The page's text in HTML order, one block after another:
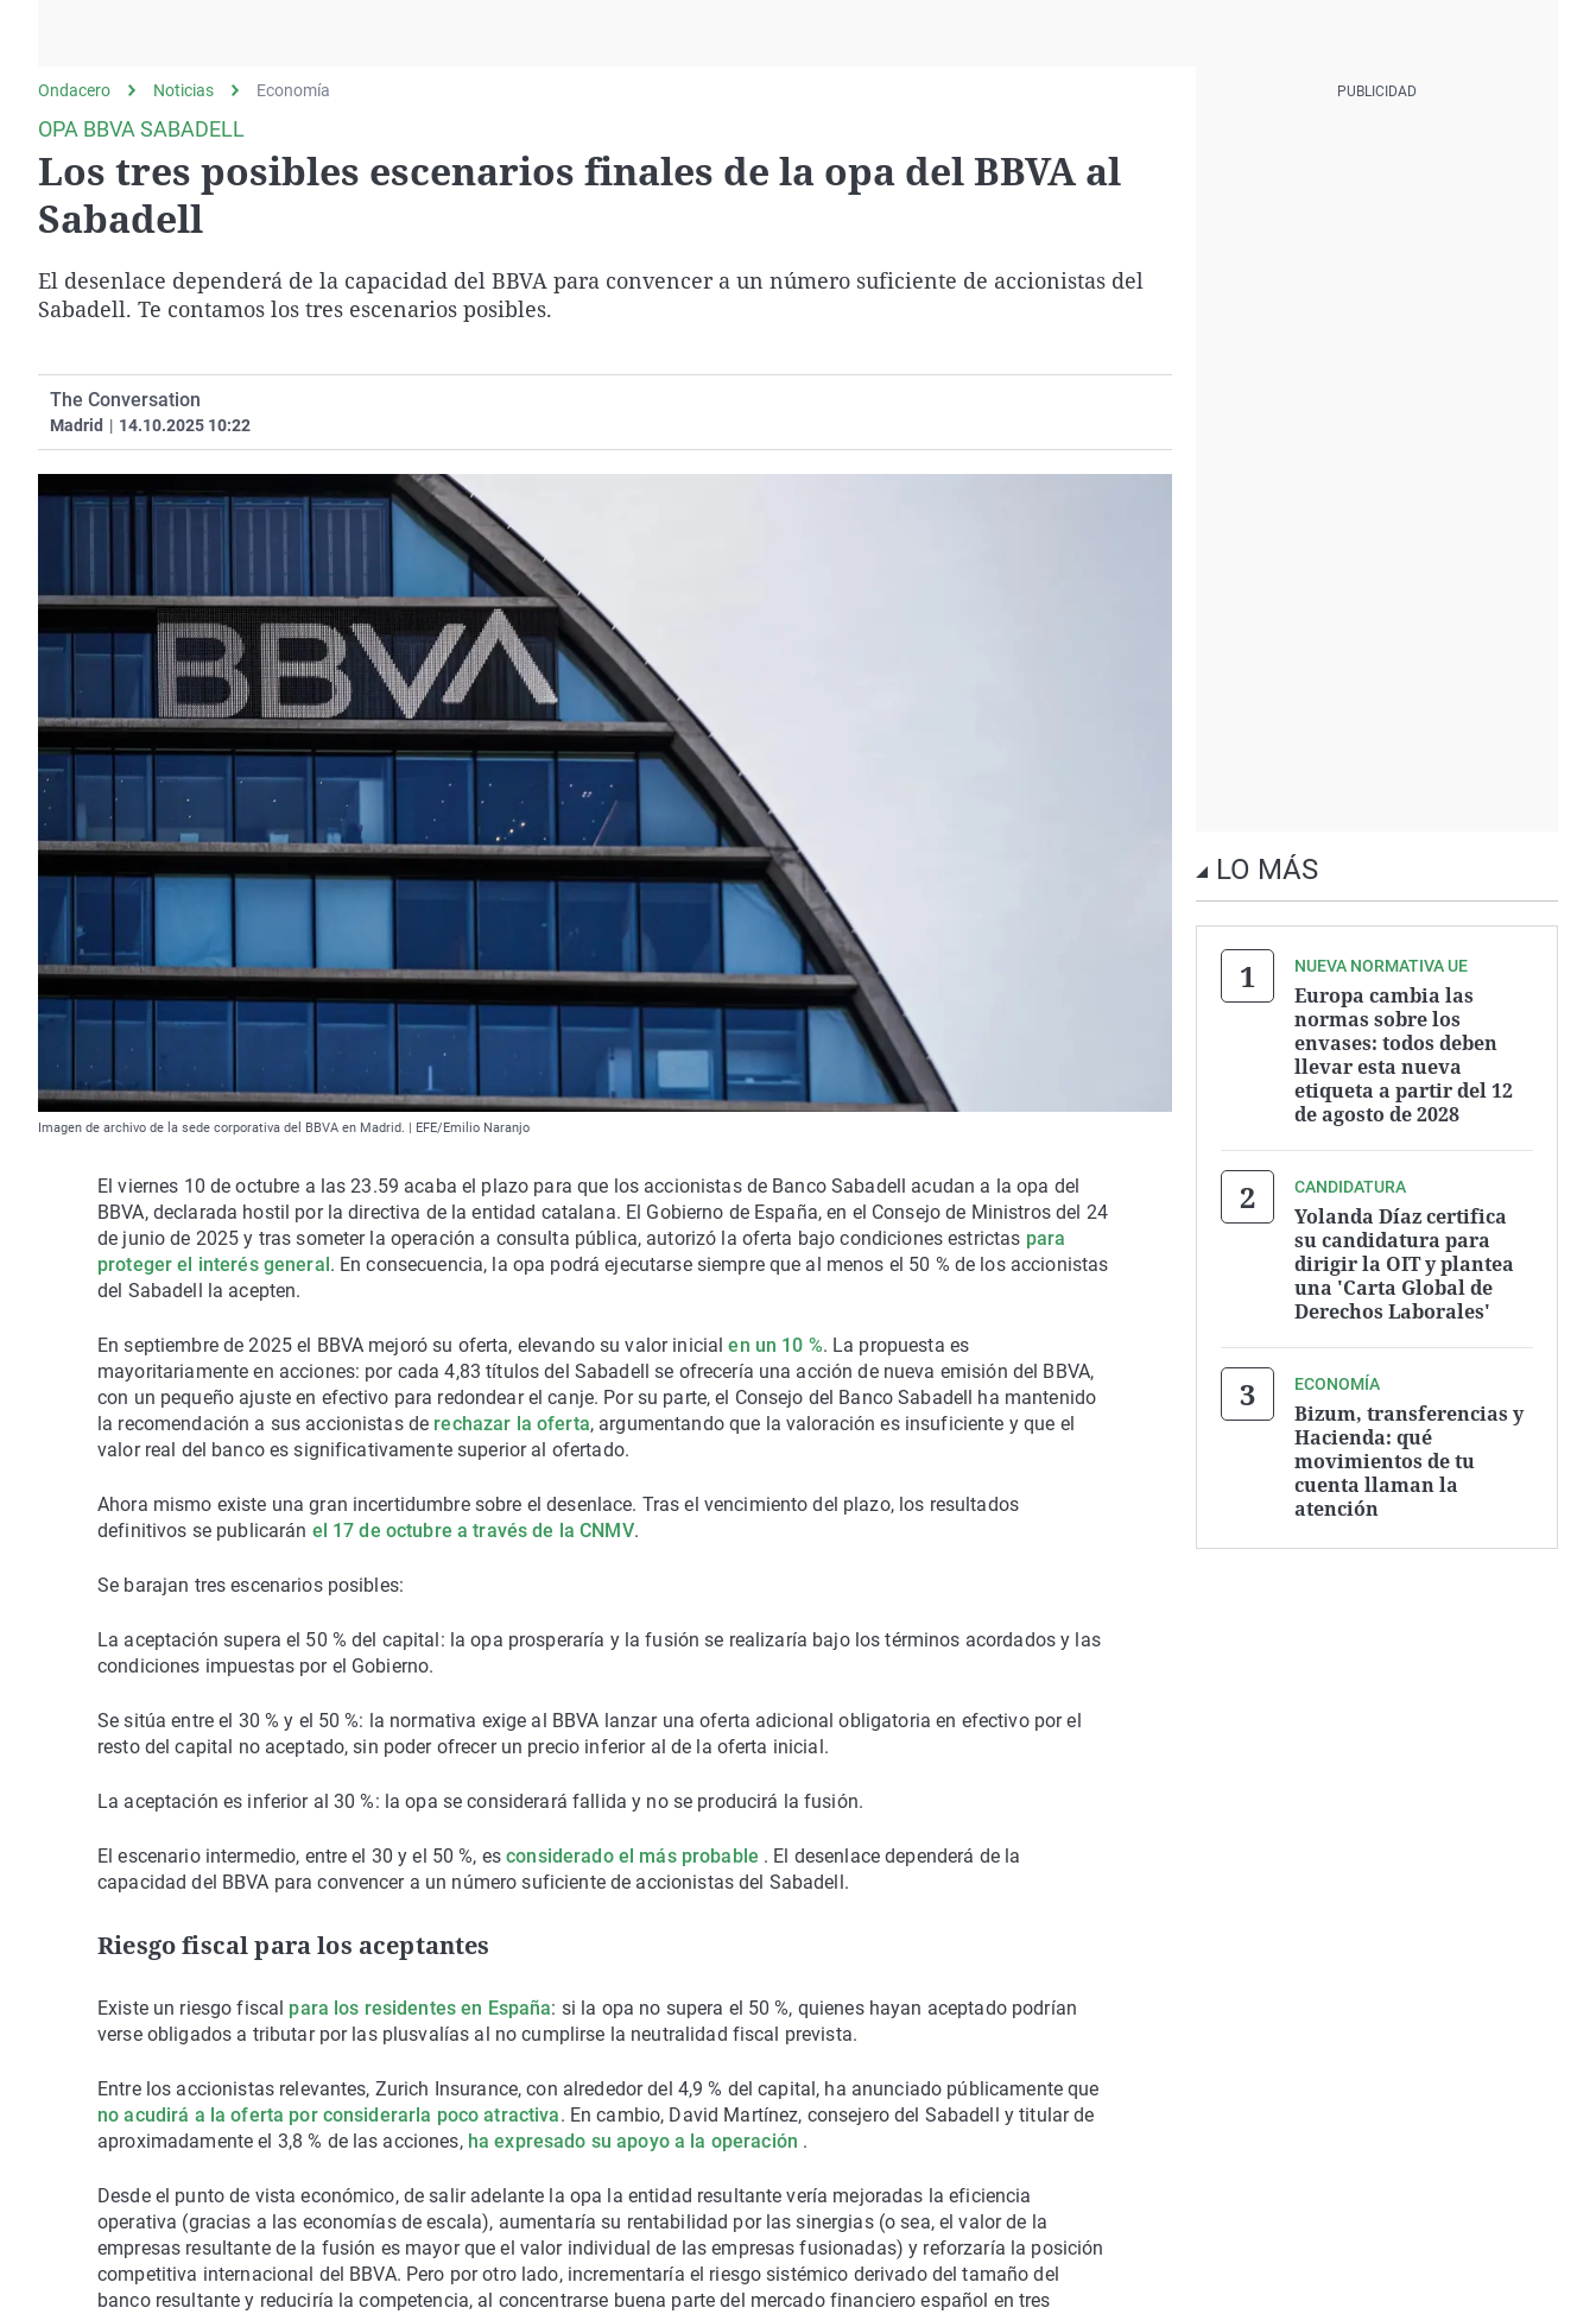
Como el perro y elEquipo de investigación
Negra
País Vasco
Ondacero Noticias Economía
OPA BBVA SABADELL
Los tres posibles escenarios finales de la opa del BBVA al
Sabadell
El desenlace dependerá de la capacidad del BBVA para convencer a un número suficiente de accionistas del
Sabadell. Te contamos los tres escenarios posibles.
The Conversation
Madrid | 14.10.2025 10:22
Imagen de archivo de la sede corporativa del BBVA en Madrid. | EFE/Emilio Naranjo
El viernes 10 de octubre a las 23.59 acaba el plazo para que los accionistas de Banco Sabadell acudan a la opa del
BBVA, declarada hostil por la directiva de la entidad catalana. El Gobierno de España, en el Consejo de Ministros del 24
de junio de 2025 y tras someter la operación a consulta pública, autorizó la oferta bajo condiciones estrictas para
proteger el interés general . En consecuencia, la opa podrá ejecutarse siempre que al menos el 50 % de los accionistas
del Sabadell la acepten.
En septiembre de 2025 el BBVA mejoró su oferta, elevando su valor inicialen un 10 %. La propuesta es
mayoritariamente en acciones: por cada 4,83 títulos del Sabadell se ofrecería una acción de nueva emisión del BBVA,
con un pequeño ajuste en efectivo para redondear el canje. Por su parte, el Consejo del Banco Sabadell ha mantenido
la recomendación a sus accionistas de rechazar la oferta, argumentando que la valoración es insuficiente y que el
valor real del banco es significativamente superior al ofertado.
Ahora mismo existe una gran incertidumbre sobre el desenlace. Tras el vencimiento del plazo, los resultados
definitivos se publicarán el 17 de octubre a través de la CNMV.
Se barajan tres escenarios posibles:
La aceptación supera el 50 % del capital: la opa prosperaría y la fusión se realizaría bajo los términos acordados y las
condiciones impuestas por el Gobierno.
Se sitúa entre el 30 % y el 50 %: la normativa exige al BBVA lanzar una oferta adicional obligatoria en efectivo por el
resto del capital no aceptado, sin poder ofrecer un precio inferior al de la oferta inicial.
La aceptación es inferior al 30 %: la opa se considerará fallida y no se producirá la fusión.
El escenario intermedio, entre el 30 y el 50 %, esconsiderado el más probable . El desenlace dependerá de la
capacidad del BBVA para convencer a un número suficiente de accionistas del Sabadell.
Riesgo fiscal para los aceptantes
Existe un riesgo fiscal para los residentes en España: si la opa no supera el 50 %, quienes hayan aceptado podrían
verse obligados a tributar por las plusvalías al no cumplirse la neutralidad fiscal prevista.
Entre los accionistas relevantes, Zurich Insurance, con alrededor del 4,9 % del capital, ha anunciado públicamente que
no acudirá a la oferta por considerarla poco atractiva. En cambio, David Martínez, consejero del Sabadell y titular de
aproximadamente el 3,8 % de las acciones, ha expresado su apoyo a la operación .
Desde el punto de vista económico, de salir adelante la opa la entidad resultante vería mejoradas la eficiencia
operativa (gracias a las economías de escala), aumentaría su rentabilidad por las sinergias (o sea, el valor de la
empresas resultante de la fusión es mayor que el valor individual de las empresas fusionadas) y reforzaría la posición
competitiva internacional del BBVA. Pero por otro lado, incrementaría el riesgo sistémico derivado del tamaño del
banco resultante y reduciría la competencia, al concentrarse buena parte del mercado financiero español en tres
LO MÁS
NUEVA NORMATIVA UE
Europa cambia las
normas sobre los
envases: todos deben
llevar esta nueva
etiqueta a partir del 12
de agosto de 2028
CANDIDATURA
Yolanda Díaz certifica
su candidatura para
dirigir la OIT y plantea
una 'Carta Global de
Derechos Laborales'
ECONOMÍA
Bizum, transferencias y
Hacienda: qué
movimientos de tu
cuenta llaman la
atención